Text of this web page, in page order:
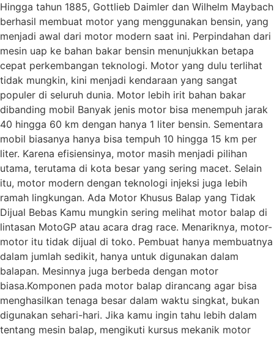
Hingga tahun 1885, Gottlieb Daimler dan Wilhelm Maybach
berhasil membuat motor yang menggunakan bensin, yang
menjadi awal dari motor modern saat ini. Perpindahan dari
mesin uap ke bahan bakar bensin menunjukkan betapa
cepat perkembangan teknologi. Motor yang dulu terlihat
tidak mungkin, kini menjadi kendaraan yang sangat
populer di seluruh dunia. Motor lebih irit bahan bakar
dibanding mobil Banyak jenis motor bisa menempuh jarak
40 hingga 60 km dengan hanya 1 liter bensin. Sementara
mobil biasanya hanya bisa tempuh 10 hingga 15 km per
liter. Karena efisiensinya, motor masih menjadi pilihan
utama, terutama di kota besar yang sering macet. Selain
itu, motor modern dengan teknologi injeksi juga lebih
ramah lingkungan. Ada Motor Khusus Balap yang Tidak
Dijual Bebas Kamu mungkin sering melihat motor balap di
lintasan MotoGP atau acara drag race. Menariknya, motor-
motor itu tidak dijual di toko. Pembuat hanya membuatnya
dalam jumlah sedikit, hanya untuk digunakan dalam
balapan. Mesinnya juga berbeda dengan motor
biasa.Komponen pada motor balap dirancang agar bisa
menghasilkan tenaga besar dalam waktu singkat, bukan
digunakan sehari-hari. Jika kamu ingin tahu lebih dalam
tentang mesin balap, mengikuti kursus mekanik motor